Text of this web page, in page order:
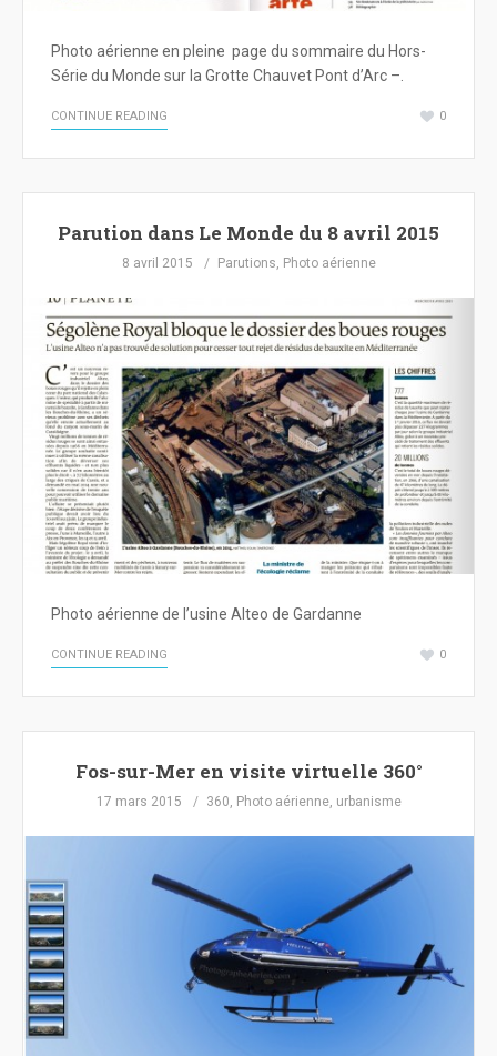
Photo aérienne en pleine page du sommaire du Hors-
Série du Monde sur la Grotte Chauvet Pont d’Arc –.
CONTINUE READING 0
Parution dans Le Monde du 8 avril 2015
8 avril 2015 Parutions, Photo aérienne
Photo aérienne de l’usine Alteo de Gardanne
CONTINUE READING 0
Fos-sur-Mer en visite virtuelle 360°
17 mars 2015 360, Photo aérienne, urbanisme